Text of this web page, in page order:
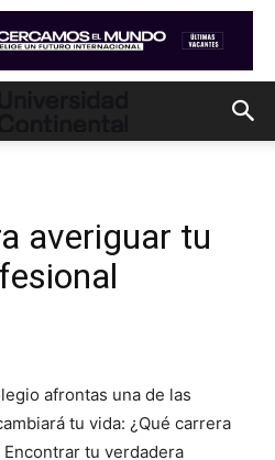
averiguar tu
afrontas una de las
tu vida: ¿Qué carrera
tu verdadera